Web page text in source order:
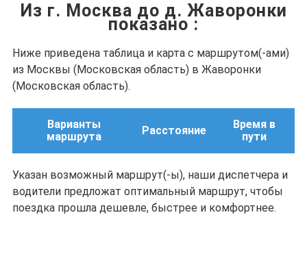
Из г. Москва до д. Жаворонки
показано :
Ниже приведена таблица и карта с маршрутом(-ами)
из Москвы (Московская область) в Жаворонки
(Московская область).
Варианты
маршрута
Расстояние
Время в
пути
Указан возможный маршрут(-ы), наши диспетчера и
водители предложат оптимальный маршрут, чтобы
поездка прошла дешевле, быстрее и комфортнее.